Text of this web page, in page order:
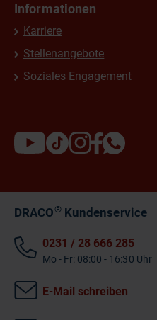
Informationen
Karriere
Stellenangebote
Soziales Engagement
DRACO®Kundenservice
0231 / 28 666 285
Mo - Fr: 08:00 - 16:30 Uhr
E-Mail schreiben